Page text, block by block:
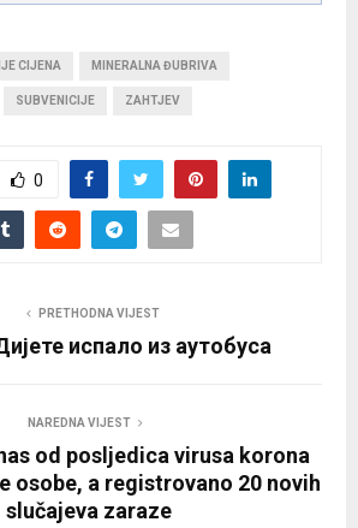
CIJENA MINERALNA ĐUBRIVA
SUBVENICIJE ZAHTJEV
0
PRETHODNA VIJEST
испало из аутобуса
NAREDNA VIJEST
od posljedica virusa korona
osobe, a registrovano 20 novih
slučajeva zaraze